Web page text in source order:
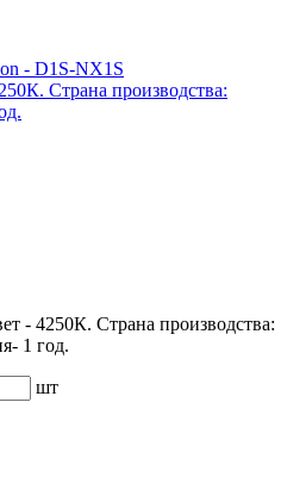
- D1S-NX1S
Страна производства:
- 4250К. Страна производства:
1 год.
шт